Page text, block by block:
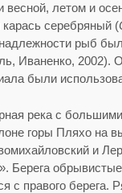
летом и
серебряный (
рыб
Иваненко, 2002).
были
река с
горы Пляхо на
и
Берега
с правого